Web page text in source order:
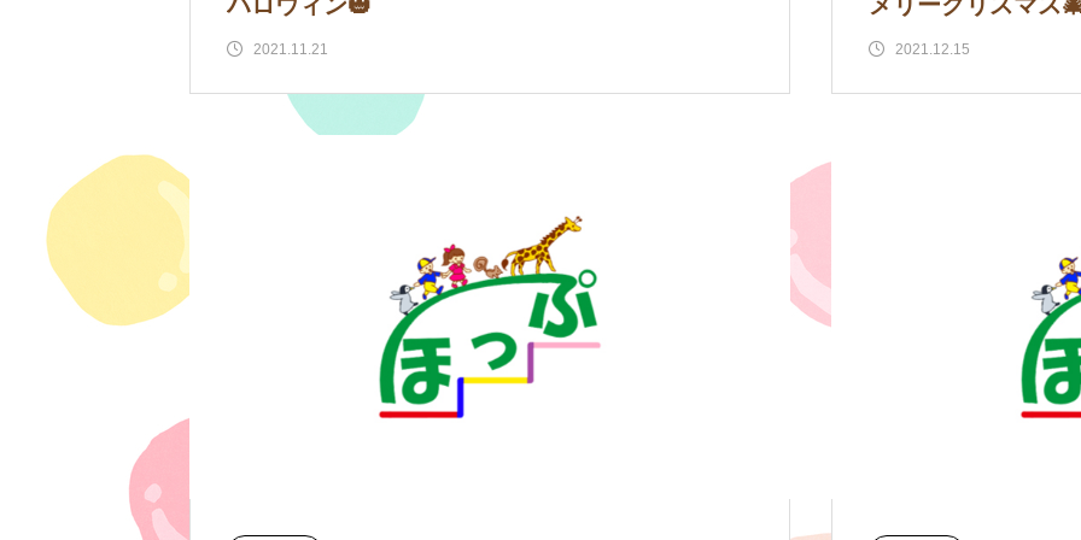
2021.11.21 2021.12.15